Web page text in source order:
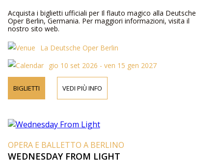
Acquista i biglietti ufficiali per Il flauto magico alla Deutsche
Oper Berlin, Germania. Per maggiori informazioni, visita il
nostro sito web.
La Deutsche Oper Berlin
gio 10 set 2026 - ven 15 gen 2027
BIGLIETTI VEDI PIÙ INFO
OPERA E BALLETTO A BERLINO
WEDNESDAY FROM LIGHT